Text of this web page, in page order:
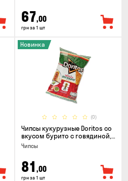
67,00
грн за 1 шт
(0)
Новинка
Чипсы кукурузные Doritos со
вкусом бурито с говядиной,
90г
Чипсы
81 ,00
грн за 1 шт